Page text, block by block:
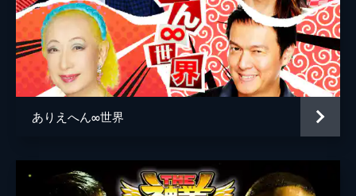
ありえへん∞世界